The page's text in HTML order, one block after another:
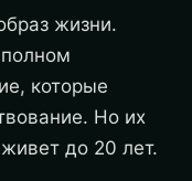
жизни.
которые
Но их
до 20 лет.